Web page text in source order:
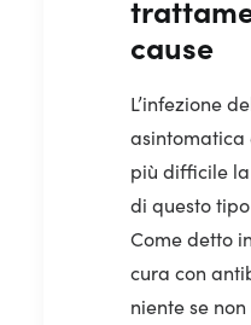
cause
L’infezione
asintomatica
più difficile
di questo
Come detto
cura con
niente se